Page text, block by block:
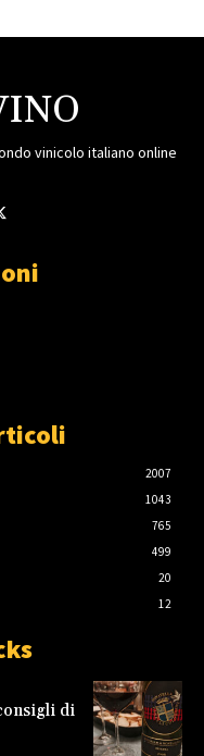
vinicolo italiano online
2007
1043
765
499
20
12
di